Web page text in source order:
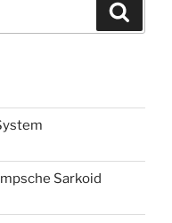
Sarkoid